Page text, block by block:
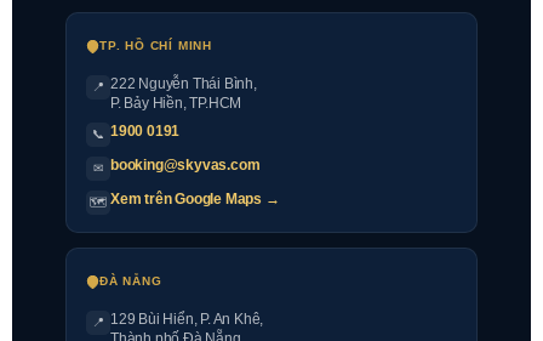
TP. HỒ CHÍ MINH
📍 222 Nguyễn Thái Bình,
P. Bảy Hiền, TP.HCM
📞 1900 0191
✉ booking@skyvas.com
🗺 Xem trên Google Maps →
ĐÀ NẴNG
📍
129 Bùi Hiển, P. An Khê,